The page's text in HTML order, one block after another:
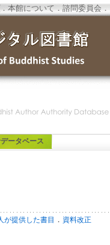
．本館について ．諮問委員会 ．
ータベース
が提供した書目 ． 資料改正